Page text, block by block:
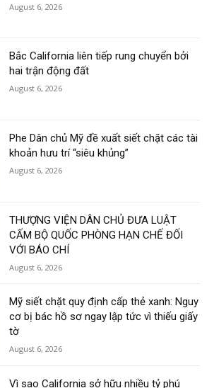
August 6, 2026
Bắc California liên tiếp rung chuyển bởi
hai trận động đất
August 6, 2026
Phe Dân chủ Mỹ đề xuất siết chặt các tài
khoản hưu trí “siêu khủng”
August 6, 2026
THƯỢNG VIỆN DÂN CHỦ ĐƯA LUẬT
CẤM BỘ QUỐC PHÒNG HẠN CHẾ ĐỐI
VỚI BÁO CHÍ
August 6, 2026
Mỹ siết chặt quy định cấp thẻ xanh: Nguy
cơ bị bác hồ sơ ngay lập tức vì thiếu giấy
tờ
August 6, 2026
Vì sao California sở hữu nhiều tỷ phú